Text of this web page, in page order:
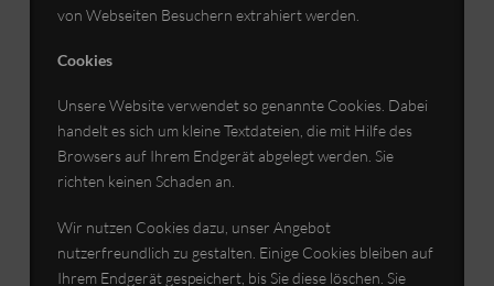
von Webseiten Besuchern extrahiert werden.
Cookies
Unsere Website verwendet so genannte Cookies. Dabei
handelt es sich um kleine Textdateien, die mit Hilfe des
Browsers auf Ihrem Endgerät abgelegt werden. Sie
richten keinen Schaden an.
Wir nutzen Cookies dazu, unser Angebot
nutzerfreundlich zu gestalten. Einige Cookies bleiben auf
Ihrem Endgerät gespeichert, bis Sie diese löschen. Sie